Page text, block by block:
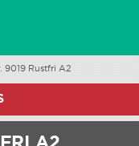
9019 Rustfri A2